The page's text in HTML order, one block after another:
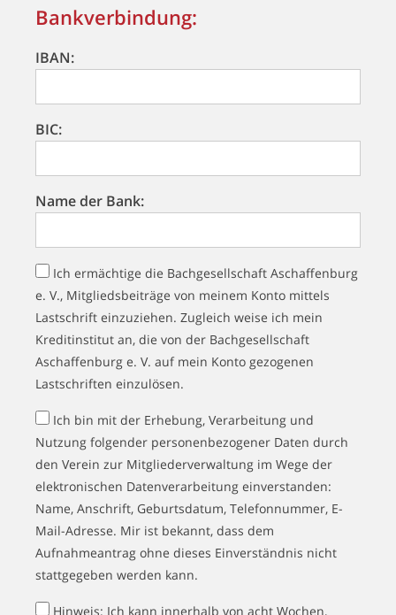
Bankverbindung:
IBAN:
BIC:
Name der Bank:
Ich ermächtige die Bachgesellschaft Aschaffenburg
e. V., Mitgliedsbeiträge von meinem Konto mittels
Lastschrift einzuziehen. Zugleich weise ich mein
Kreditinstitut an, die von der Bachgesellschaft
Aschaffenburg e. V. auf mein Konto gezogenen
Lastschriften einzulösen.
Ich bin mit der Erhebung, Verarbeitung und
Nutzung folgender personenbezogener Daten durch
den Verein zur Mitgliederverwaltung im Wege der
elektronischen Datenverarbeitung einverstanden:
Name, Anschrift, Geburtsdatum, Telefonnummer, E-
Mail-Adresse. Mir ist bekannt, dass dem
Aufnahmeantrag ohne dieses Einverständnis nicht
stattgegeben werden kann.
Hinweis: Ich kann innerhalb von acht Wochen,